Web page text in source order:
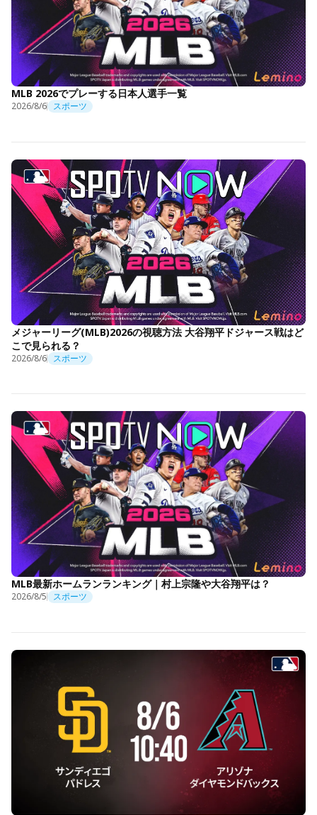
MLB 2026でプレーする日本人選手一覧
2026/8/6 スポーツ
メジャーリーグ(MLB)2026の視聴方法 大谷翔平ドジャース戦はど
こで見られる？
2026/8/6 スポーツ
MLB最新ホームランランキング｜村上宗隆や大谷翔平は？
2026/8/5 スポーツ